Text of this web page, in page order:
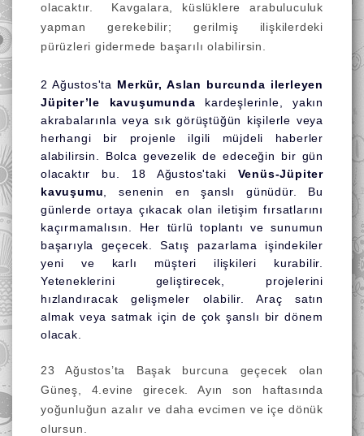
olacaktır. Kavgalara, küslüklere arabuluculuk
yapman gerekebilir; gerilmiş ilişkilerdeki
pürüzleri gidermede başarılı olabilirsin.
2 Ağustos'ta Merkür, Aslan burcunda ilerleyen
Jüpiter’le kavuşumunda kardeşlerinle, yakın
akrabalarınla veya sık görüştüğün kişilerle veya
herhangi bir projenle ilgili müjdeli haberler
alabilirsin. Bolca gevezelik de edeceğin bir gün
olacaktır bu. 18 Ağustos'taki Venüs-Jüpiter
kavuşumu , senenin en şanslı günüdür. Bu
günlerde ortaya çıkacak olan iletişim fırsatlarını
kaçırmamalısın. Her türlü toplantı ve sunumun
başarıyla geçecek. Satış pazarlama işindekiler
yeni ve karlı müşteri ilişkileri kurabilir.
Yeteneklerini geliştirecek, projelerini
hızlandıracak gelişmeler olabilir. Araç satın
almak veya satmak için de çok şanslı bir dönem
olacak.
23 Ağustos’ta Başak burcuna geçecek olan
Güneş, 4.evine girecek. Ayın son haftasında
yoğunluğun azalır ve daha evcimen ve içe dönük
olursun.